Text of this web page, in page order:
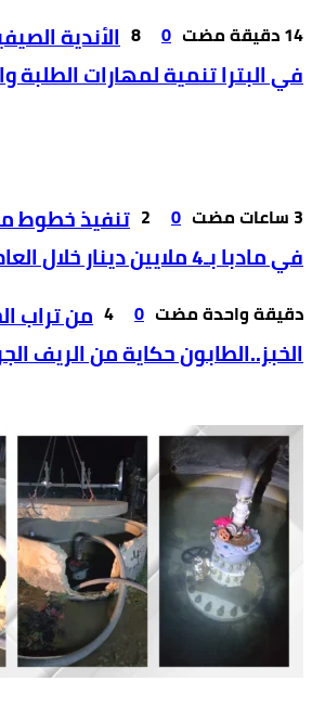
0
8 الأندية
في البترا تنمية لمهارات الطلبة
0
2 تنفيذ خطوط
في مادبا بـ4 ملايين دينار خلال العام الحالي
‫‫‫‏‫دقيقة واحدة مضت‬ 0
4 من تراب
الخبز..الطابون حكاية من الريف